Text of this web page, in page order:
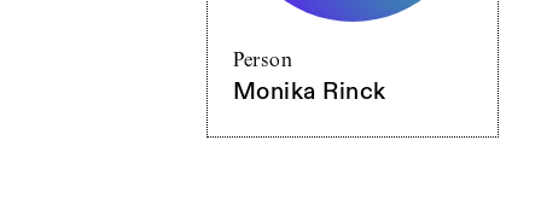
Person
Monika Rinck